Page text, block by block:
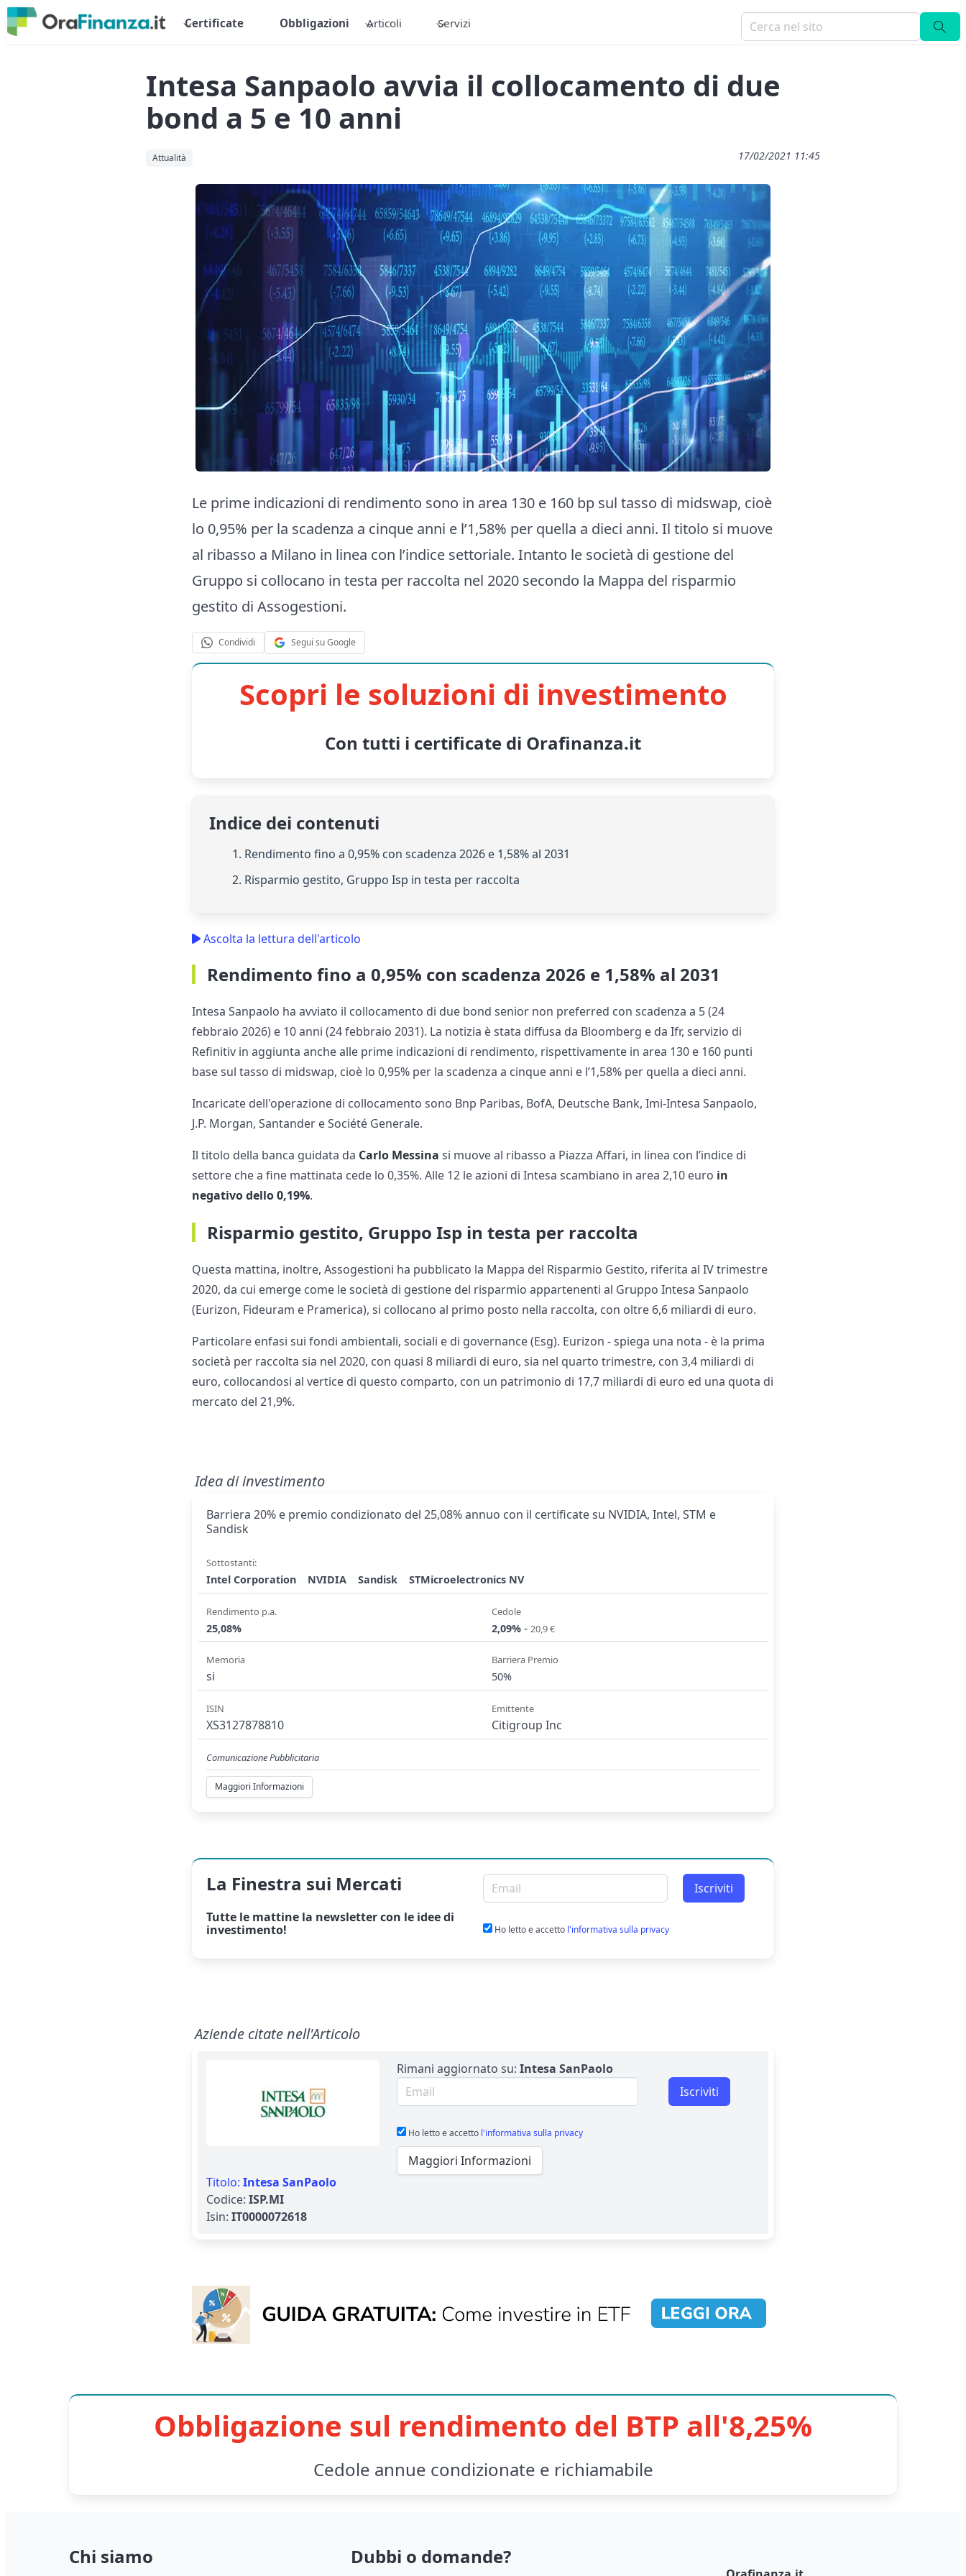
Certificate Obbligazioni Articoli Servizi
Intesa Sanpaolo avvia il collocamento di due
bond a 5 e 10 anni
Attualità 17/02/2021 11:45
Le prime indicazioni di rendimento sono in area 130 e 160 bp sul tasso di midswap, cioè
lo 0,95% per la scadenza a cinque anni e l’1,58% per quella a dieci anni. Il titolo si muove
al ribasso a Milano in linea con l’indice settoriale. Intanto le società di gestione del
Gruppo si collocano in testa per raccolta nel 2020 secondo la Mappa del risparmio
gestito di Assogestioni.
Condividi Segui su Google
Scopri le soluzioni di investimento
Con tutti i certificate di Orafinanza.it
Indice dei contenuti
1. Rendimento fino a 0,95% con scadenza 2026 e 1,58% al 2031
2. Risparmio gestito, Gruppo Isp in testa per raccolta
Ascolta la lettura dell'articolo
Rendimento fino a 0,95% con scadenza 2026 e 1,58% al 2031
Intesa Sanpaolo ha avviato il collocamento di due bond senior non preferred con scadenza a 5 (24
febbraio 2026) e 10 anni (24 febbraio 2031). La notizia è stata diffusa da Bloomberg e da Ifr, servizio di
Refinitiv in aggiunta anche alle prime indicazioni di rendimento, rispettivamente in area 130 e 160 punti
base sul tasso di midswap, cioè lo 0,95% per la scadenza a cinque anni e l’1,58% per quella a dieci anni.
Incaricate dell'operazione di collocamento sono Bnp Paribas, BofA, Deutsche Bank, Imi-Intesa Sanpaolo,
J.P. Morgan, Santander e Société Generale.
Il titolo della banca guidata da Carlo Messina si muove al ribasso a Piazza Affari, in linea con l’indice di
settore che a fine mattinata cede lo 0,35%. Alle 12 le azioni di Intesa scambiano in area 2,10 euro in
negativo dello 0,19%.
Risparmio gestito, Gruppo Isp in testa per raccolta
Questa mattina, inoltre, Assogestioni ha pubblicato la Mappa del Risparmio Gestito, riferita al IV trimestre
2020, da cui emerge come le società di gestione del risparmio appartenenti al Gruppo Intesa Sanpaolo
(Eurizon, Fideuram e Pramerica), si collocano al primo posto nella raccolta, con oltre 6,6 miliardi di euro.
Particolare enfasi sui fondi ambientali, sociali e di governance (Esg). Eurizon - spiega una nota - è la prima
società per raccolta sia nel 2020, con quasi 8 miliardi di euro, sia nel quarto trimestre, con 3,4 miliardi di
euro, collocandosi al vertice di questo comparto, con un patrimonio di 17,7 miliardi di euro ed una quota di
mercato del 21,9%.
Idea di investimento
Barriera 20% e premio condizionato del 25,08% annuo con il certificate su NVIDIA, Intel, STM e
Sandisk
Sottostanti:
Intel Corporation NVIDIA Sandisk STMicroelectronics NV
Rendimento p.a.
25,08%
Cedole
2,09% - 20,9 €
Memoria
si
Barriera Premio
50%
ISIN
XS3127878810
Emittente
Citigroup Inc
Comunicazione Pubblicitaria
Maggiori Informazioni
La Finestra sui Mercati
Tutte le mattine la newslettercon le idee di
investimento!
Email per newsletter Iscriviti
Ho letto e accetto l'informativa sulla privacy
Aziende citate nell'Articolo
Titolo:Intesa SanPaolo
Codice:ISP.MI
Isin:IT0000072618
Rimani aggiornato su: Intesa SanPaolo
Email per newsletter
Iscriviti
Ho letto e accetto l'informativa sulla privacy
Maggiori Informazioni
Obbligazione sul rendimento del BTP all'8,25%
Cedole annue condizionate e richiamabile
Chi siamo Dubbi o domande?